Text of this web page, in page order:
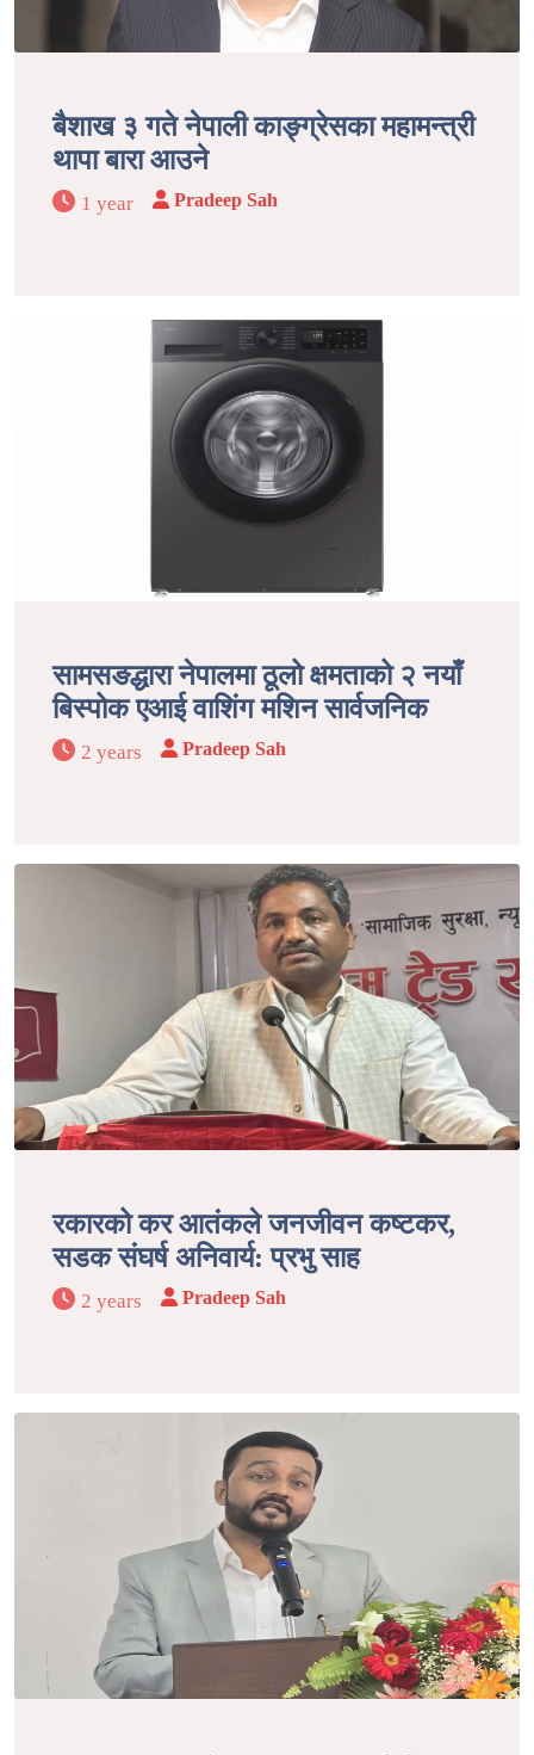
बैशाख ३ गते नेपाली काङ्ग्रेसका महामन्त्री
थापा बारा आउने
1 year Pradeep Sah
सामसङद्धारा नेपालमा ठूलो क्षमताको २ नयाँ
बिस्पोक एआई वाशिंग मशिन सार्वजनिक
2 years Pradeep Sah
रकारको कर आतंकले जनजीवन कष्टकर,
सडक संघर्ष अनिवार्य: प्रभु साह
2 years Pradeep Sah